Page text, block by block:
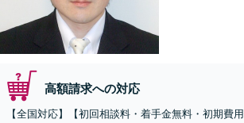
高額請求への対応
【全国対応】【初回相談料・着手金無料・初期費